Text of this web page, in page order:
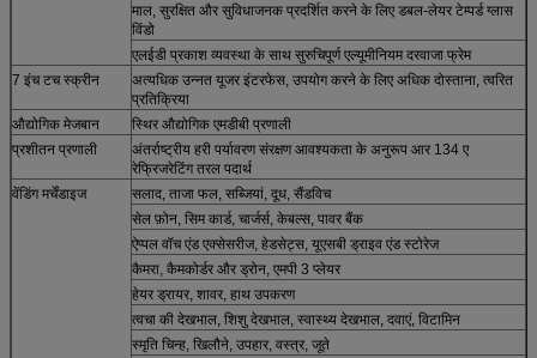
माल, सुरक्षित और सुविधाजनक प्रदर्शित करने के लिए डबल-लेयर टेम्पर्ड ग्लास
विंडो
एलईडी प्रकाश व्यवस्था के साथ सुरुचिपूर्ण एल्यूमीनियम दरवाजा फ्रेम
7 इंच टच स्क्रीन
अत्यधिक उन्नत यूजर इंटरफेस, उपयोग करने के लिए अधिक दोस्ताना, त्वरित
प्रतिक्रिया
औद्योगिक मेजबान
स्थिर औद्योगिक एमडीबी प्रणाली
प्रशीतन प्रणाली
अंतर्राष्ट्रीय हरी पर्यावरण संरक्षण आवश्यकता के अनुरूप आर 134 ए
रेफ्रिजरेटिंग तरल पदार्थ
वेंडिंग मर्चेंडाइज
सलाद, ताजा फल, सब्जियां, दूध, सैंडविच
सेल फ़ोन, सिम कार्ड, चार्जर्स, केबल्स, पावर बैंक
ऐप्पल वॉच एंड एक्सेसरीज, हेडसेट्स, यूएसबी ड्राइव एंड स्टोरेज
कैमरा, कैमकोर्डर और ड्रोन, एमपी 3 प्लेयर
हेयर ड्रायर, शावर, हाथ उपकरण
त्वचा की देखभाल, शिशु देखभाल, स्वास्थ्य देखभाल, दवाएं, विटामिन
स्मृति चिन्ह, खिलौने, उपहार, वस्त्र, जूते